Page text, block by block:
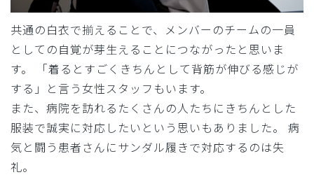
共通の白衣で揃えることで、メンバーのチームの一員
としての自覚が芽生えることにつながったと思いま
す。 「着るとすごくきちんとして背筋が伸びる感じが
する」と言う女性スタッフもいます。
また、病院を訪れるたくさんの人たちにきちんとした
服装で誠実に対応したいという思いもありました。 病
気と闘う患者さんにサンダル履きで対応するのは失
礼。